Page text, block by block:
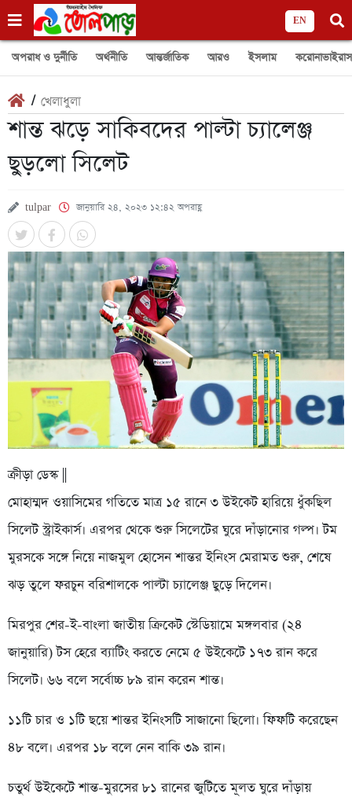
EN
অপরাধ ও দুর্নীতি অর্থনীতি আন্তর্জাতিক আরও ইসলাম করোনাভাইরাস
/ খেলাধুলা
শান্ত ঝড়ে সাকিবদের পাল্টা চ্যালেঞ্জ
ছুড়লো সিলেট
tulpar জানুয়ারি ২৪, ২০২৩ ১২:৪২ অপরাহ্ণ
ক্রীড়া ডেস্ক ||
মোহাম্মদ ওয়াসিমের গতিতে মাত্র ১৫ রানে ৩ উইকেট হারিয়ে ধুঁকছিল
সিলেট স্ট্রাইকার্স। এরপর থেকে শুরু সিলেটের ঘুরে দাঁড়ানোর গল্প। টম
মুরসকে সঙ্গে নিয়ে নাজমুল হোসেন শান্তর ইনিংস মেরামত শুরু, শেষে
ঝড় তুলে ফরচুন বরিশালকে পাল্টা চ্যালেঞ্জ ছুড়ে দিলেন।
মিরপুর শের-ই-বাংলা জাতীয় ক্রিকেট স্টেডিয়ামে মঙ্গলবার (২৪
জানুয়ারি) টস হেরে ব্যাটিং করতে নেমে ৫ উইকেটে ১৭৩ রান করে
সিলেট। ৬৬ বলে সর্বোচ্চ ৮৯ রান করেন শান্ত।
১১টি চার ও ১টি ছয়ে শান্তর ইনিংসটি সাজানো ছিলো। ফিফটি করেছেন
৪৮ বলে। এরপর ১৮ বলে নেন বাকি ৩৯ রান।
চতুর্থ উইকেটে শান্ত-মুরসের ৮১ রানের জুটিতে মূলত ঘুরে দাঁড়ায়